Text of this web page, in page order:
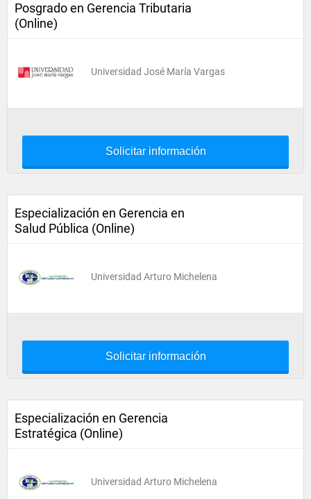
Posgrado en Gerencia Tributaria
(Online)
Universidad José María Vargas
Solicitar información
Especialización en Gerencia en
Salud Pública (Online)
Universidad Arturo Michelena
Solicitar información
Especialización en Gerencia
Estratégica (Online)
Universidad Arturo Michelena